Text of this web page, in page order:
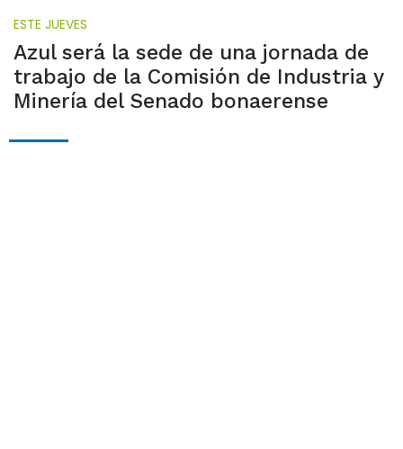
ESTE JUEVES
Azul será la sede de una jornada de
trabajo de la Comisión de Industria y
Minería del Senado bonaerense